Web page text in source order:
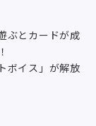
ぶとカードが成
ボイス」が解放